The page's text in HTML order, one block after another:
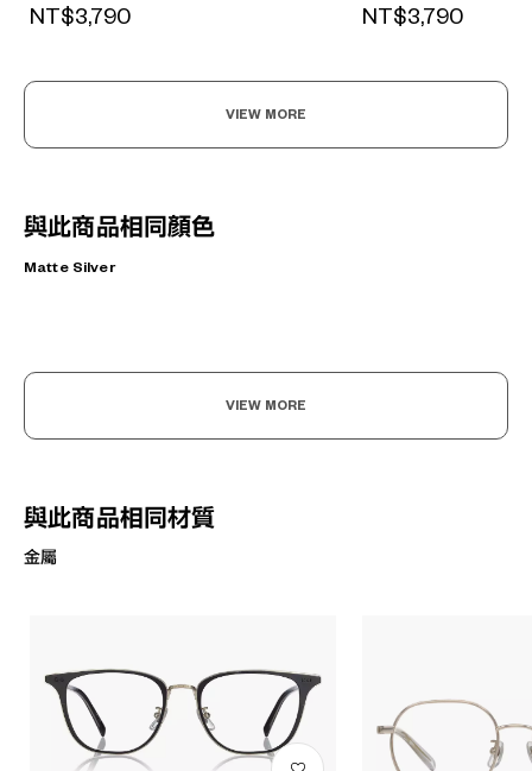
NT$3,790 NT$3,790
VIEW MORE
與此商品相同顏色
Matte Silver
VIEW MORE
與此商品相同材質
金屬